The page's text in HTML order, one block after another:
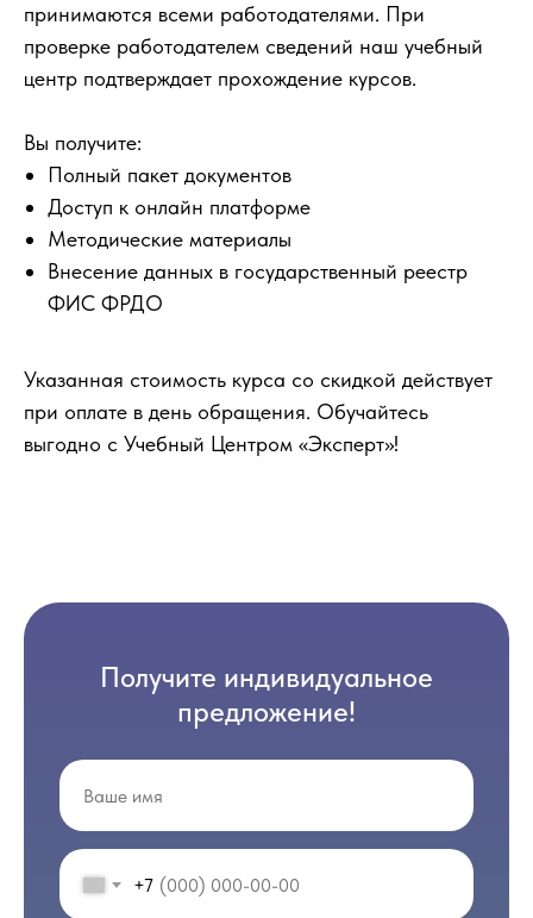
принимаются всеми работодателями. При
проверке работодателем сведений наш учебный
центр подтверждает прохождение курсов.
Вы получите:
Полный пакет документов
Доступ к онлайн платформе
Методические материалы
Внесение данных в государственный реестр
ФИС ФРДО
Указанная стоимость курса со скидкой действует
при оплате в день обращения. Обучайтесь
выгодно с Учебный Центром «Эксперт»!
Получите индивидуальное
предложение!
+7